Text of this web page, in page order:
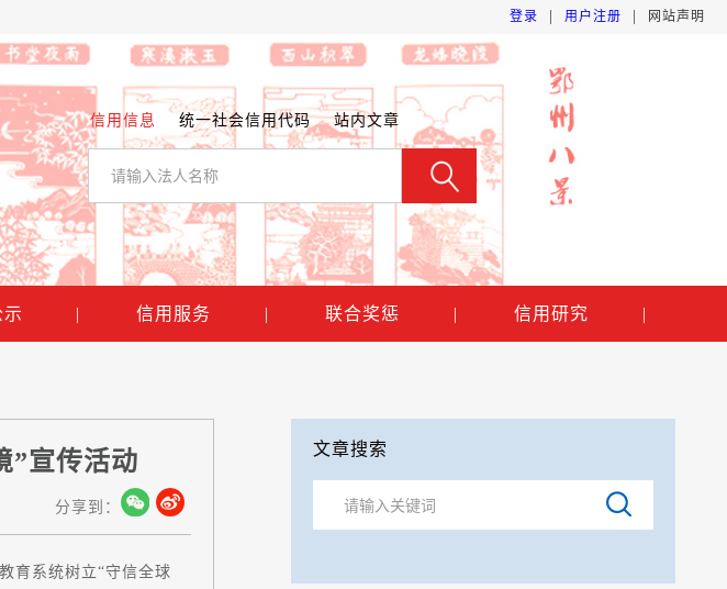
登录 用户注册 网站声明
信用信息 统一社会信用代码 站内文章
| 信用服务 | 联合奖惩 | 信用研究 |
”宣传活动
分享到：
育系统树立“守信全球
文章搜索